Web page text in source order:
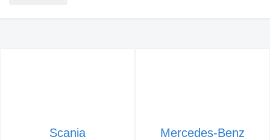
Scania Mercedes-Benz